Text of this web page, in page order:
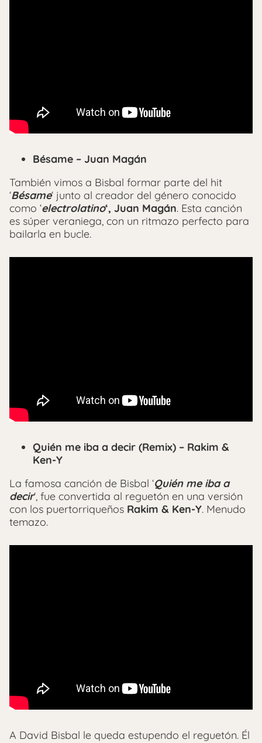
Bésame – Juan Magán
También vimos a Bisbal formar parte del hit
‘Bésame‘ junto al creador del género conocido
como ‘electrolatino‘, Juan Magán. Esta canción
es súper veraniega, con un ritmazo perfecto para
bailarla en bucle.
Quién me iba a decir (Remix) – Rakim &
Ken-Y
La famosa canción de Bisbal ‘Quién me iba a
decir‘, fue convertida al reguetón en una versión
con los puertorriqueños Rakim & Ken-Y. Menudo
temazo.
A David Bisbal le queda estupendo el reguetón. Él